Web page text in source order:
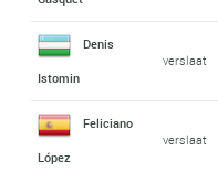
Denis
Istomin
verslaat
Feliciano
López
verslaat